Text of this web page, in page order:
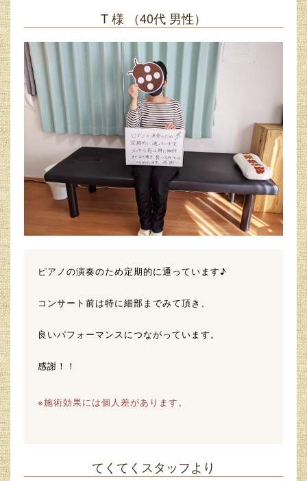
T 様 （40代 男性）
ピアノの演奏のため定期的に通っています♪
コンサート前は特に細部までみて頂き、
良いパフォーマンスにつながっています。
感謝！！
※施術効果には個人差があります。
てくてくスタッフより